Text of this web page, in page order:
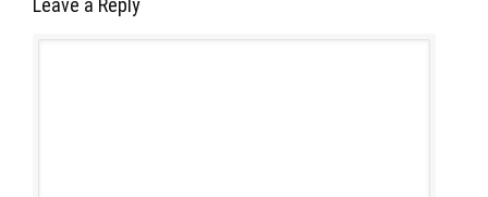
Leave a Reply